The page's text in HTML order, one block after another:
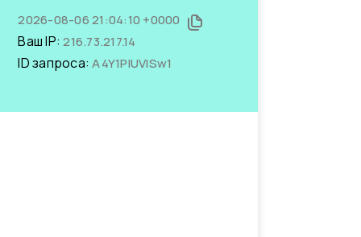
2026-08-06 21:04:10 +0000
Ваш IP:216.73.217.14
ID запроса:A4Y1PlUVlSw1